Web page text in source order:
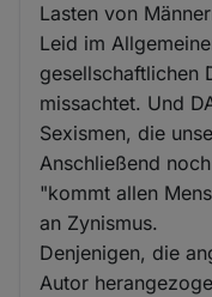
Lasten von
Leid im
gesellschaftlichen
missachtet. Und
Sexismen, die
Anschließend
"kommt allen
an Zynismus.
Denjenigen, die
Autor